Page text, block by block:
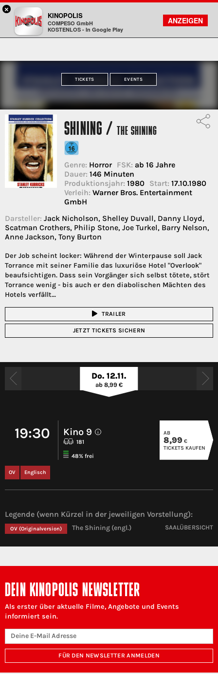
Kinopolis
FILMSUCHE
KONTO
TICKETS EVENTS
SHINING / THE SHINING
Genre: Horror FSK: ab 16 Jahre
Dauer: 146 Minuten
Produktionsjahr: 1980 Start: 17.10.1980
Verleih: Warner Bros. Entertainment
GmbH
Darsteller: Jack Nicholson, Shelley Duvall, Danny Lloyd,
Scatman Crothers, Philip Stone, Joe Turkel, Barry Nelson,
Anne Jackson, Tony Burton
Der Job scheint locker: Während der Winterpause soll Jack
Torrance mit seiner Familie das luxuriöse Hotel "Overlook"
beaufsichtigen. Dass sein Vorgänger sich selbst tötete, stört
Torrance wenig - bis auch er den diabolischen Mächten des
Hotels verfällt...
TRAILER
JETZT TICKETS SICHERN
Do. 12.11.
ab 8,99 €
19:30 Kino 9 i
181
48% frei
OV Englisch
AB
8,99 €
TICKETS KAUFEN
Legende (wenn Kürzel in der jeweiligen Vorstellung):
OV (Originalversion) The Shining (engl.) SAALÜBERSICHT
DEIN KINOPOLIS NEWSLETTER
Als erster über aktuelle Filme, Angebote und Events
informiert sein.
FÜR DEN NEWSLETTER ANMELDEN
×
KINOPOLIS
COMPESO GmbH
KOSTENLOS - In Google Play
ANZEIGEN